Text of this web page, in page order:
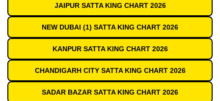
JAIPUR SATTA KING CHART 2026
NEW DUBAI (1) SATTA KING CHART 2026
KANPUR SATTA KING CHART 2026
CHANDIGARH CITY SATTA KING CHART 2026
SADAR BAZAR SATTA KING CHART 2026